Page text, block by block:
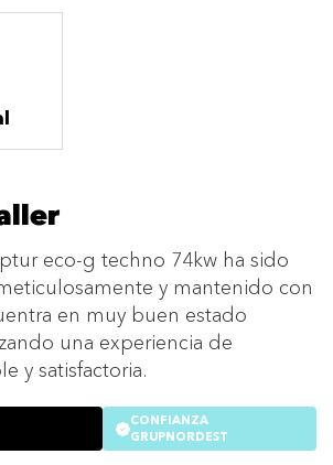
eco-g techno 74kw ha sido
y mantenido con
en muy buen estado
una experiencia de
y satisfactoria.
CONFIANZA
GRUPNORDEST